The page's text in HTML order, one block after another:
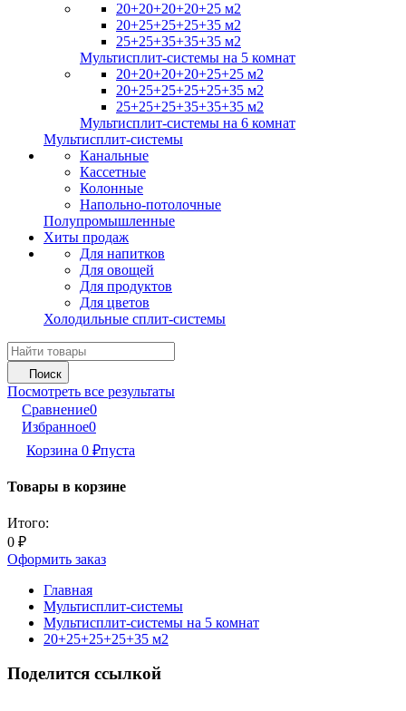
20+20+20+20+25 м2
20+25+25+25+35 м2
25+25+35+35+35 м2
Мультисплит-системы на 5 комнат
20+20+20+20+25+25 м2
20+25+25+25+25+35 м2
25+25+25+35+35+35 м2
Мультисплит-системы на 6 комнат
Мультисплит-системы
Канальные
Кассетные
Колонные
Напольно-потолочные
Полупромышленные
Хиты продаж
Для напитков
Для овощей
Для продуктов
Для цветов
Холодильные сплит-системы
Поиск
Посмотреть все результаты
Сравнение0
Избранное0
Корзина 0 ₽пуста
Товары в корзине
Итого:
0 ₽
Оформить заказ
Главная
Мультисплит-системы
Мультисплит-системы на 5 комнат
20+25+25+25+35 м2
Поделится ссылкой